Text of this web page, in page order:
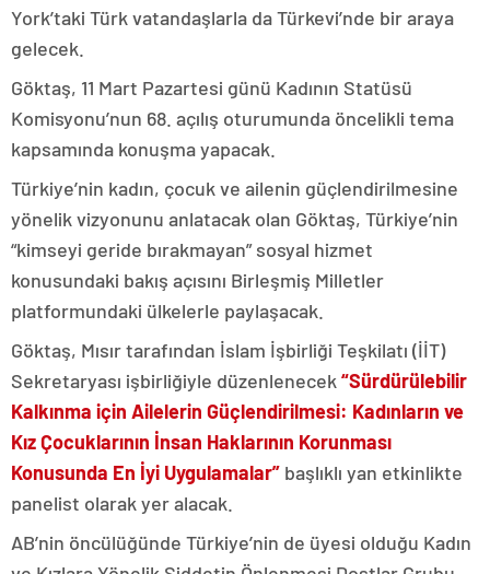
York’taki Türk vatandaşlarla da Türkevi’nde bir araya
gelecek.
Göktaş, 11 Mart Pazartesi günü Kadının Statüsü
Komisyonu’nun 68. açılış oturumunda öncelikli tema
kapsamında konuşma yapacak.
Türkiye’nin kadın, çocuk ve ailenin güçlendirilmesine
yönelik vizyonunu anlatacak olan Göktaş, Türkiye’nin
“kimseyi geride bırakmayan” sosyal hizmet
konusundaki bakış açısını Birleşmiş Milletler
platformundaki ülkelerle paylaşacak.
Göktaş, Mısır tarafından İslam İşbirliği Teşkilatı (İİT)
Sekretaryası işbirliğiyle düzenlenecek “Sürdürülebilir
Kalkınma için Ailelerin Güçlendirilmesi: Kadınların ve
Kız Çocuklarının İnsan Haklarının Korunması
Konusunda En İyi Uygulamalar” başlıklı yan etkinlikte
panelist olarak yer alacak.
AB’nin öncülüğünde Türkiye’nin de üyesi olduğu Kadın